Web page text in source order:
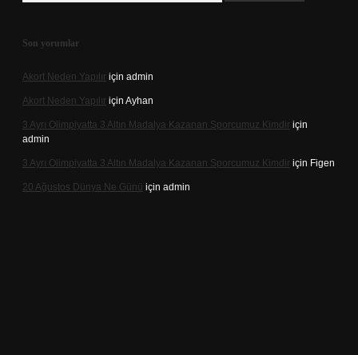
Son yorumlar
Akort Neden Yapılır için admin
Akort Neden Yapılır için Ayhan
3 Ayrı Olimpiyatta 3 Altın Madalya Kazanan Sporcumuz Kimdir için
admin
3 Ayrı Olimpiyatta 3 Altın Madalya Kazanan Sporcumuz Kimdir için Figen
20 Ağustos Dünya Ne Günü için admin